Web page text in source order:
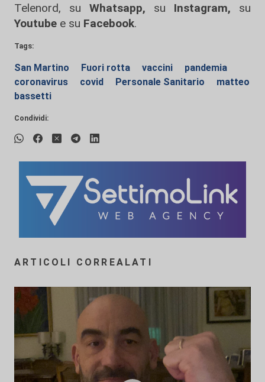
Telenord, su
Whatsapp, su Instagram, su
Youtube e su Facebook.
Tags:
San Martino Fuori rotta vaccini
pandemia
coronavirus
covid Personale Sanitario
matteo
bassetti
Condividi:
ARTICOLI CORREALATI